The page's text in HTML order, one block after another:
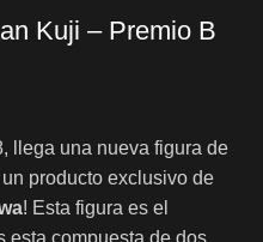
Kuji – Premio B
llega una nueva figura de
producto exclusivo de
! Esta figura es el